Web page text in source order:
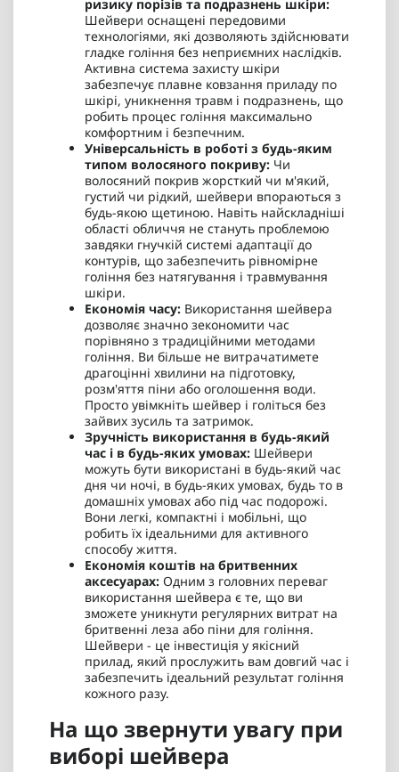
ризику порізів та подразнень шкіри:
Шейвери оснащені передовими
технологіями, які дозволяють здійснювати
гладке гоління без неприємних наслідків.
Активна система захисту шкіри
забезпечує плавне ковзання приладу по
шкірі, уникнення травм і подразнень, що
робить процес гоління максимально
комфортним і безпечним.
Універсальність в роботі з будь-яким
типом волосяного покриву: Чи
волосяний покрив жорсткий чи м'який,
густий чи рідкий, шейвери впораються з
будь-якою щетиною. Навіть найскладніші
області обличчя не стануть проблемою
завдяки гнучкій системі адаптації до
контурів, що забезпечить рівномірне
гоління без натягування і травмування
шкіри.
Економія часу: Використання шейвера
дозволяє значно зекономити час
порівняно з традиційними методами
гоління. Ви більше не витрачатимете
драгоцінні хвилини на підготовку,
розм'яття піни або оголошення води.
Просто увімкніть шейвер і голіться без
зайвих зусиль та затримок.
Зручність використання в будь-який
час і в будь-яких умовах: Шейвери
можуть бути використані в будь-який час
дня чи ночі, в будь-яких умовах, будь то в
домашніх умовах або під час подорожі.
Вони легкі, компактні і мобільні, що
робить їх ідеальними для активного
способу життя.
Економія коштів на бритвенних
аксесуарах: Одним з головних переваг
використання шейвера є те, що ви
зможете уникнути регулярних витрат на
бритвенні леза або піни для гоління.
Шейвери - це інвестиція у якісний
прилад, який прослужить вам довгий час і
забезпечить ідеальний результат гоління
кожного разу.
На що звернути увагу при
виборі шейвера